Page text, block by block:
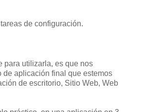
de configuración.
para utilizarla, es que nos
de aplicación final que estemos
de escritorio, Sitio Web, Web